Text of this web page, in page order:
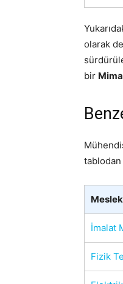
olarak
bir
Meslek
İmalat
Fizik